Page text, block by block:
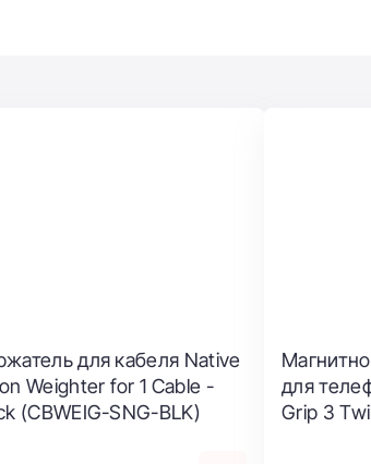
Держатель для кабеля Native
Union Weighter for 1 Cable -
Black (CBWEIG-SNG-BLK)